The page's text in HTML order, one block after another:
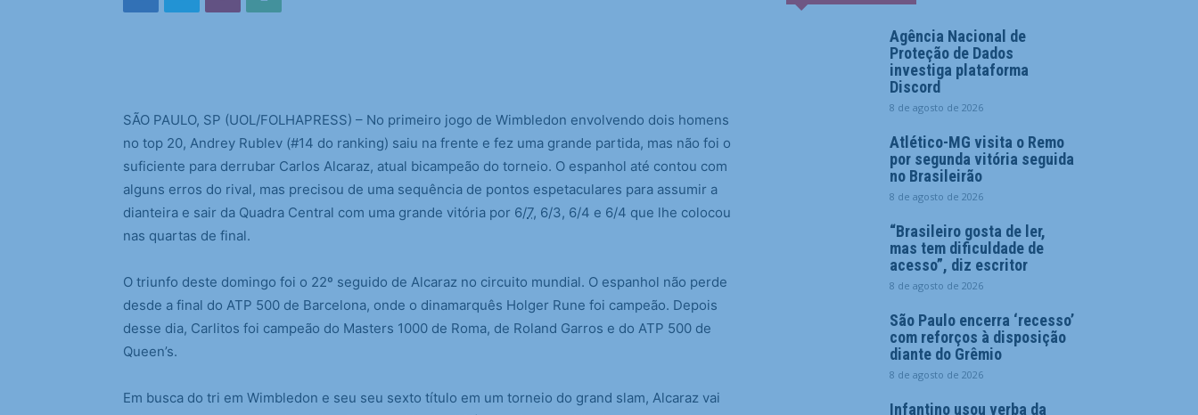
SÃO PAULO, SP (UOL/FOLHAPRESS) – No primeiro jogo de Wimbledon envolvendo dois homens
no top 20, Andrey Rublev (#14 do ranking) saiu na frente e fez uma grande partida, mas não foi o
suficiente para derrubar Carlos Alcaraz, atual bicampeão do torneio. O espanhol até contou com
alguns erros do rival, mas precisou de uma sequência de pontos espetaculares para assumir a
dianteira e sair da Quadra Central com uma grande vitória por 6/7, 6/3, 6/4 e 6/4 que lhe colocou
nas quartas de final.
O triunfo deste domingo foi o 22º seguido de Alcaraz no circuito mundial. O espanhol não perde
desde a final do ATP 500 de Barcelona, onde o dinamarquês Holger Rune foi campeão. Depois
desse dia, Carlitos foi campeão do Masters 1000 de Roma, de Roland Garros e do ATP 500 de
Queen’s.
Em busca do tri em Wimbledon e seu seu sexto título em um torneio do grand slam, Alcaraz vai
Agência Nacional de
Proteção de Dados
investiga plataforma
Discord
8 de agosto de 2026
Atlético-MG visita o Remo
por segunda vitória seguida
no Brasileirão
8 de agosto de 2026
“Brasileiro gosta de ler,
mas tem dificuldade de
acesso”, diz escritor
8 de agosto de 2026
São Paulo encerra ‘recesso’
com reforços à disposição
diante do Grêmio
8 de agosto de 2026
Infantino usou verba da